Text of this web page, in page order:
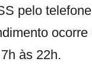
pelo
às 22h.